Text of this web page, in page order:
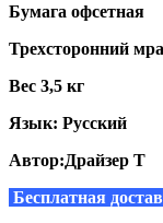
Бумага офсетная
Трехсторонний
Вес 3,5 кг
Язык: Русский
Автор:Драйзер Т
Бесплатная